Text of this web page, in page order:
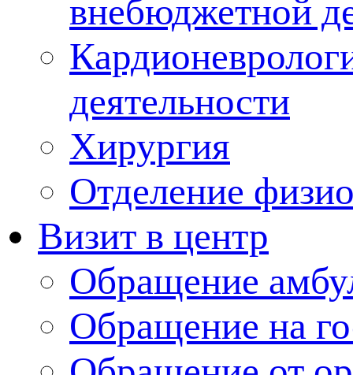
внебюджетной
деятельности
Хирургия
Отделение
Визит в центр
Обращение
Обращение на